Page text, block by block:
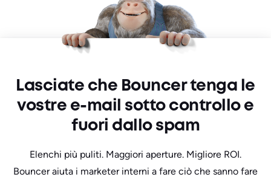
Lasciate che Bouncer tenga le
vostre e-mail sotto controllo e
fuori dallo spam
Elenchi più puliti. Maggiori aperture. Migliore ROI.
Bouncer aiuta i marketer interni a fare ciò che sanno fare